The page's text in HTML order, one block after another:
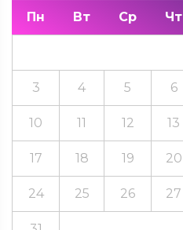
Пн Вт Ср Чт
3 4 5 6
10 11 12 13
17 18 19 20
24 25 26 27